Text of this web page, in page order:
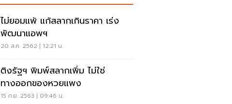
ไม่ยอมแพ้ แก้สลากเกินราคา เร่ง
พัฒนาแอพฯ
20 ส.ค. 2562 | 12:21 น.
ติงรัฐฯ พิมพ์สลากเพิ่ม ไม่ใช่
ทางออกของหวยแพง
15 ก.ย. 2563 | 09:46 น.